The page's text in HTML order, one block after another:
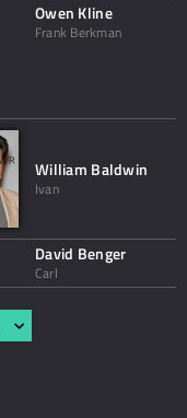
Owen Kline
Frank Berkman
William Baldwin
Ivan
David Benger
Carl